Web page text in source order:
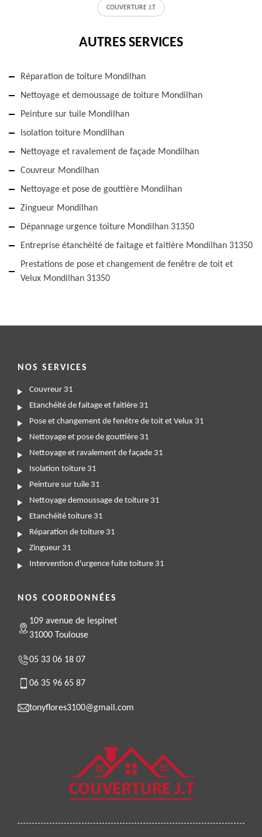
COUVERTURE J.T
AUTRES SERVICES
Réparation de toiture Mondilhan
Nettoyage et demoussage de toiture Mondilhan
Peinture sur tuile Mondilhan
Isolation toiture Mondilhan
Nettoyage et ravalement de façade Mondilhan
Couvreur Mondilhan
Nettoyage et pose de gouttière Mondilhan
Zingueur Mondilhan
Dépannage urgence toiture Mondilhan 31350
Entreprise étanchéité de faitage et faitière Mondilhan 31350
Prestations de pose et changement de fenêtre de toit et
Velux Mondilhan 31350
NOS SERVICES
Couvreur 31
Etanchéité de faitage et faitière 31
Pose et changement de fenêtre de toit et Velux 31
Nettoyage et pose de gouttière 31
Nettoyage et ravalement de façade 31
Isolation toiture 31
Peinture sur tuile 31
Nettoyage demoussage de toiture 31
Etanchéité toiture 31
Réparation de toiture 31
Zingueur 31
Intervention d'urgence fuite toiture 31
NOS COORDONNÉES
109 avenue de lespinet
31000 Toulouse
05 33 06 18 07
06 35 96 65 87
tonyflores3100@gmail.com